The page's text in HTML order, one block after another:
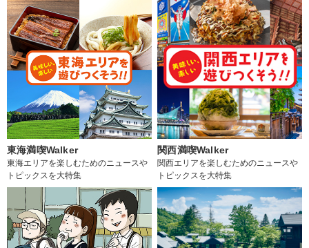
東海満喫Walker
東海エリアを楽しむためのニュースや
トピックスを大特集
関西満喫Walker
関西エリアを楽しむためのニュースや
トピックスを大特集